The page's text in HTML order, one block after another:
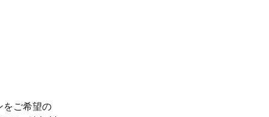
をご希望の